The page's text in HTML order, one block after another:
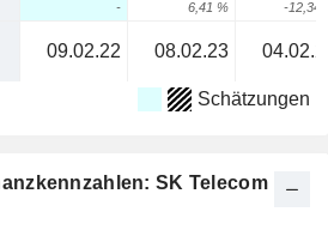
- 6,41 % -12,34
09.02.22 08.02.23
Schätzungen
SK Telecom